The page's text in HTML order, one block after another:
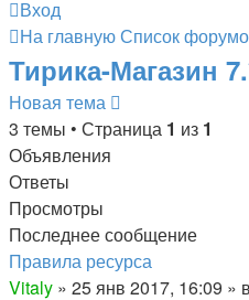
Вход
На главнуюСписок
Тирика-Магазин
Новая тема
3 темы • Страница 1 из 1
Объявления
Ответы
Просмотры
Последнее сообщение
Правила ресурса
Vitaly » 25 янв 2017, 16:09 »